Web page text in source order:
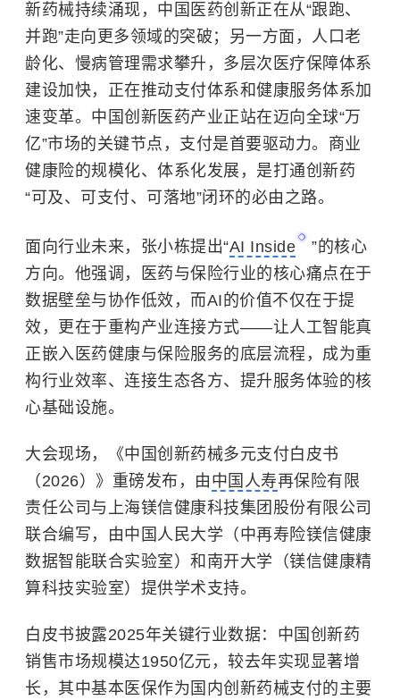
新药械持续涌现，中国医药创新正在从“跟跑、
并跑”走向更多领域的突破；另一方面，人口老
龄化、慢病管理需求攀升，多层次医疗保障体系
建设加快，正在推动支付体系和健康服务体系加
速变革。中国创新医药产业正站在迈向全球“万
亿”市场的关键节点，支付是首要驱动力。商业
健康险的规模化、体系化发展，是打通创新药
“可及、可支付、可落地”闭环的必由之路。
面向行业未来，张小栋提出“AI Inside ”的核心
方向。他强调，医药与保险行业的核心痛点在于
数据壁垒与协作低效，而AI 的价值不仅在于提
效，更在于重构产业连接方式——让人工智能真
正嵌入医药健康与保险服务的底层流程，成为重
构行业效率、连接生态各方、提升服务体验的核
心基础设施。
大会现场，《中国创新药械多元支付白皮书
（ 2026）》重磅发布，由 中国人寿再保险有限
责任公司与上海镁信健康科技集团股份有限公司
联合编写，由中国人民大学 （中再寿险镁信健康
数据智能联合实验室）和 南开大学 （镁信健康精
算科技实验室）提供学术支持。
白皮书披露2025年关键行业数据：中国创新药
销售市场规模达1950亿元，较去年实现显著增
长，其中基本医保作为国内创新药械支付的主要